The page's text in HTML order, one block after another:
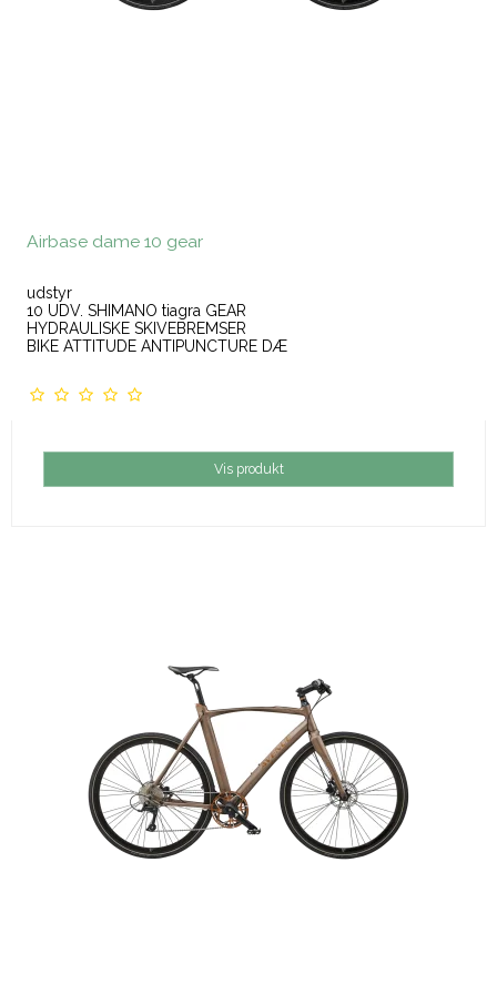
Airbase dame 10 gear
udstyr
10 UDV. SHIMANO tiagra GEAR
HYDRAULISKE SKIVEBREMSER
BIKE ATTITUDE ANTIPUNCTURE DÆ
Vis produkt